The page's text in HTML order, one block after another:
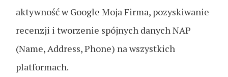
aktywność w Google Moja Firma, pozyskiwanie
recenzji i tworzenie spójnych danych NAP
(Name, Address, Phone) na wszystkich
platformach.